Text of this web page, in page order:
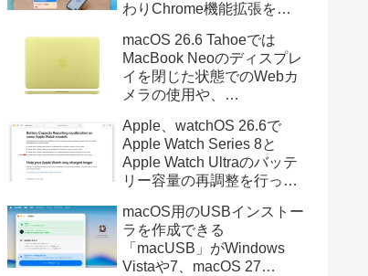
わりChrome機能拡張をア
画の質問やAsk ChatGPT機
能を追加。
macOS 26.6 Tahoeでは
MacBook Neoのディスプレ
イを閉じた状態でのWebカ
メラの使用や、
利用しMacBook Neoを復元
する際の安定性が向上。
Apple、watchOS 26.6で
Apple Watch Series 8と
Apple Watch Ultraのバッテ
リー容量の再調整を行った
macOS用のUSBインストー
ラを作成できる
「macUSB」がWindows
Vistaや7、macOS 27